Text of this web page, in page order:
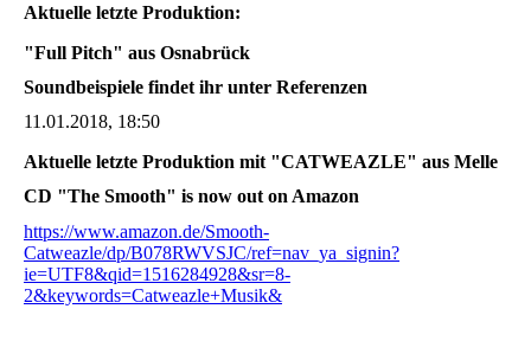
Aktuelle letzte Produktion:
"Full Pitch" aus Osnabrück
Soundbeispiele findet ihr unter Referenzen
11.01.2018, 18:50
Aktuelle letzte Produktion mit "CATWEAZLE" aus Melle
CD "The Smooth" is now out on Amazon
https://www.amazon.de/Smooth-
Catweazle/dp/B078RWVSJC/ref=nav_ya_signin?
ie=UTF8&qid=1516284928&sr=8-
2&keywords=Catweazle+Musik&